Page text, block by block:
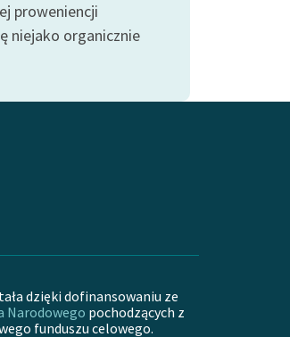
proweniencji
niejako organicznie
dzięki dofinansowaniu ze
Narodowego pochodzących z
funduszu celowego.